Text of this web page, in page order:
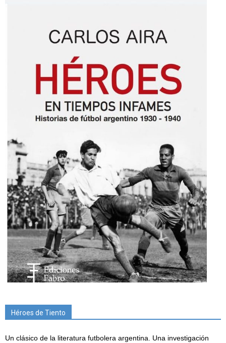
Héroes de Tiento
Un clásico de la literatura futbolera argentina. Una investigación